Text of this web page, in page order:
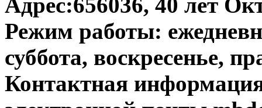
Адрес:656036, 40 лет
Режим работы:
суббота, воскресенье,
Контактная